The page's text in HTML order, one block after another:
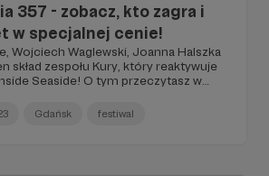
357 - zobacz, kto zagra i
w specjalnej cenie!
Wojciech Waglewski, Joanna Halszka
skład zespołu Kury, który reaktywuje
Seaside! O tym przeczytasz w
Gdańsk festiwal